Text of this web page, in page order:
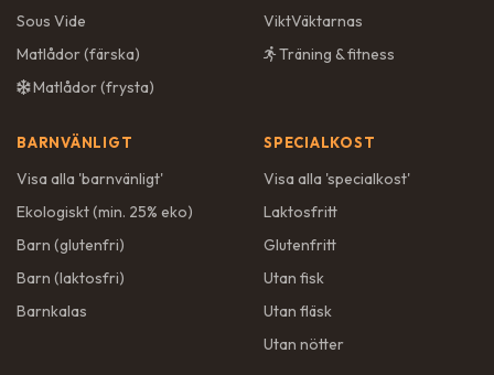
Sous Vide
Matlådor (färska)
Matlådor (frysta)
ViktVäktarnas
Träning & fitness
BARNVÄNLIGT
Visa alla 'barnvänligt'
Ekologiskt (min. 25% eko)
Barn (glutenfri)
Barn (laktosfri)
Barnkalas
SPECIALKOST
Visa alla 'specialkost'
Laktosfritt
Glutenfritt
Utan fisk
Utan fläsk
Utan nötter